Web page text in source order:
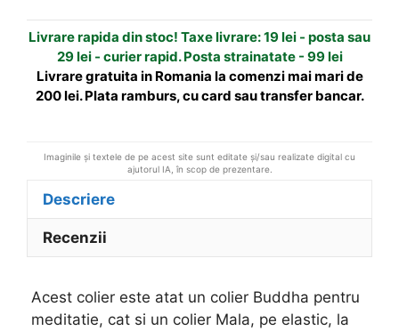
jasp,
pentru
meditatie
t
iLivrare rapida din stoc! Taxe livrare: 19 lei - posta sau
29 lei - curier rapid. Posta strainatate - 99 lei
Livrare gratuita in Romania la comenzi mai mari de
200 lei. Plata ramburs, cu card sau transfer bancar.
Imaginile și textele de pe acest site sunt editate și/sau realizate digital cu
ajutorul IA, în scop de prezentare.
Descriere
Recenzii
Acest colier este atat un colier Buddha pentru
meditatie, cat si un colier Mala, pe elastic, la